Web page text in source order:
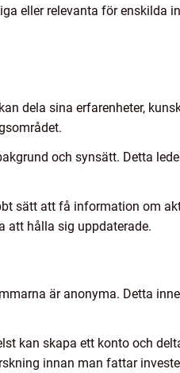
eller relevanta för enskilda
dela sina erfarenheter,
och synsätt. Detta
sätt att få information om
att hålla sig uppdaterade.
är anonyma. Detta
kan skapa ett konto och
innan man fattar